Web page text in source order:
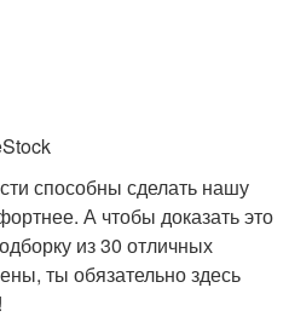
способны сделать нашу
А чтобы доказать это
из 30 отличных
ты обязательно здесь